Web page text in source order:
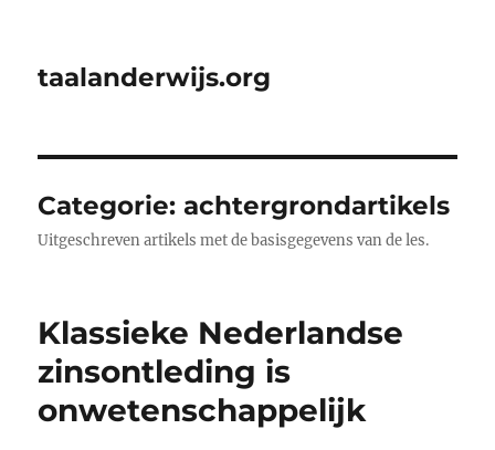
taalanderwijs.org
Categorie:achtergrondartikels
Uitgeschreven artikels met de basisgegevens van de les.
Klassieke Nederlandse
zinsontleding is
onwetenschappelijk